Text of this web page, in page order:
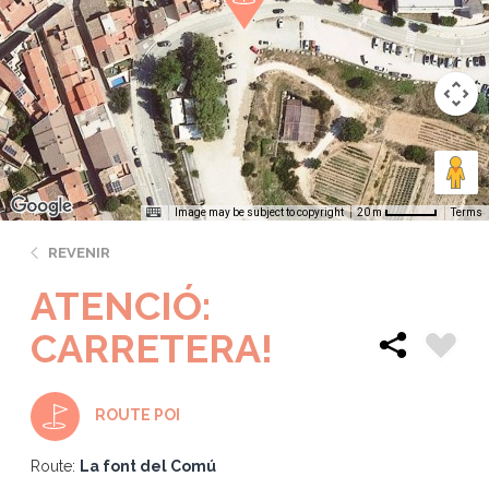
Image may be subject to copyright 20 m Terms
REVENIR
ATENCIÓ:
CARRETERA!
ROUTE POI
Route: La font del Comú